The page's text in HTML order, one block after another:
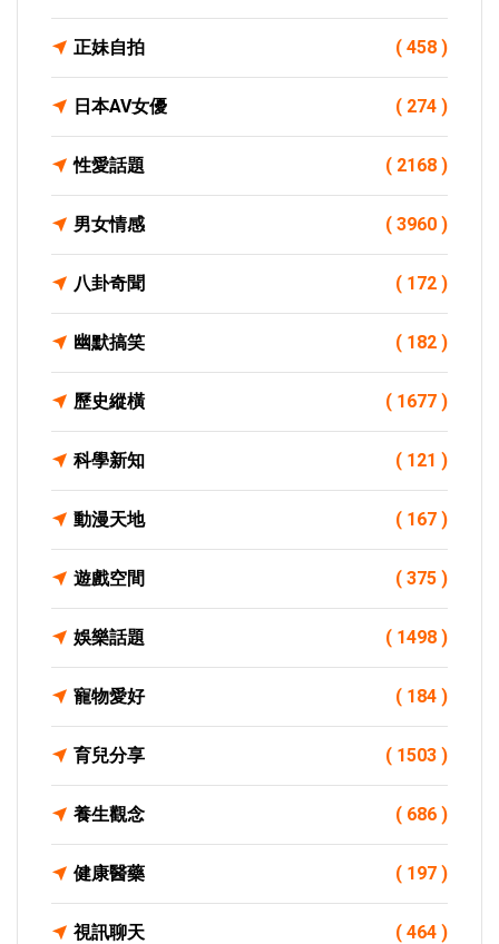
正妹自拍 ( 458 )
日本AV女優 ( 274 )
性愛話題 ( 2168 )
男女情感 ( 3960 )
八卦奇聞 ( 172 )
幽默搞笑 ( 182 )
歷史縱橫 ( 1677 )
科學新知 ( 121 )
動漫天地 ( 167 )
遊戲空間 ( 375 )
娛樂話題 ( 1498 )
寵物愛好 ( 184 )
育兒分享 ( 1503 )
養生觀念 ( 686 )
健康醫藥 ( 197 )
視訊聊天 ( 464 )